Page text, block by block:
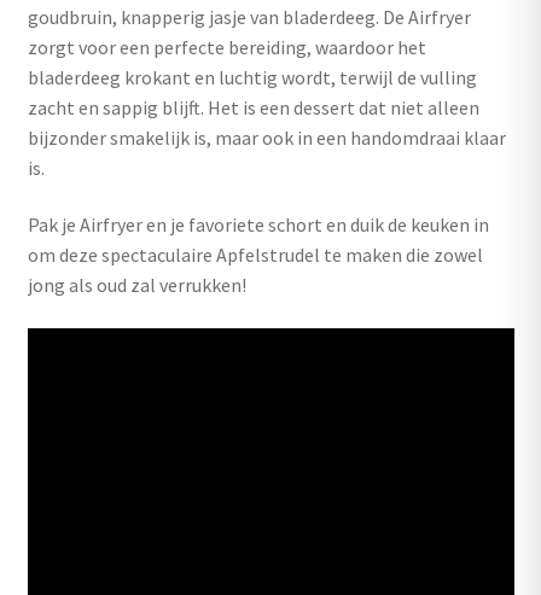
goudbruin, knapperig jasje van bladerdeeg. De Airfryer
zorgt voor een perfecte bereiding, waardoor het
bladerdeeg krokant en luchtig wordt, terwijl de vulling
zacht en sappig blijft. Het is een dessert dat niet alleen
bijzonder smakelijk is, maar ook in een handomdraai klaar
is.
Pak je Airfryer en je favoriete schort en duik de keuken in
om deze spectaculaire Apfelstrudel te maken die zowel
jong als oud zal verrukken!